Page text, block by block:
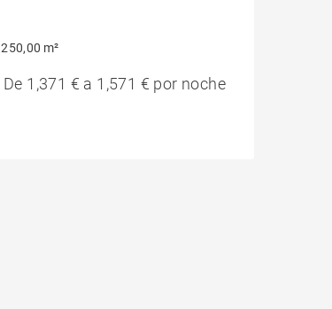
250,00 m²
De 1,371 € a 1,571 € por noche